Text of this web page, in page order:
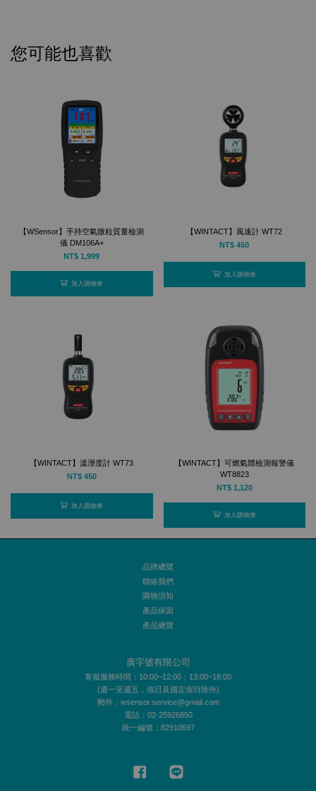
您可能也喜歡
【WSensor】手持空氣微粒質量檢測
儀 DM106A+
NT$ 1,999
加入購物車
【WINTACT】風速計 WT72
NT$ 450
加入購物車
【WINTACT】溫溼度計 WT73
NT$ 450
加入購物車
【WINTACT】可燃氣體檢測報警儀
WT8823
NT$ 1,120
加入購物車
品牌總覽
聯絡我們
購物須知
產品保固
產品總覽
廣字號有限公司
客服服務時間：10:00~12:00；13:00~18:00
(週一至週五，假日及國定假日除外)
郵件：wsensor.service@gmail.com
電話：02-25926850
統一編號：82910597
Facebook